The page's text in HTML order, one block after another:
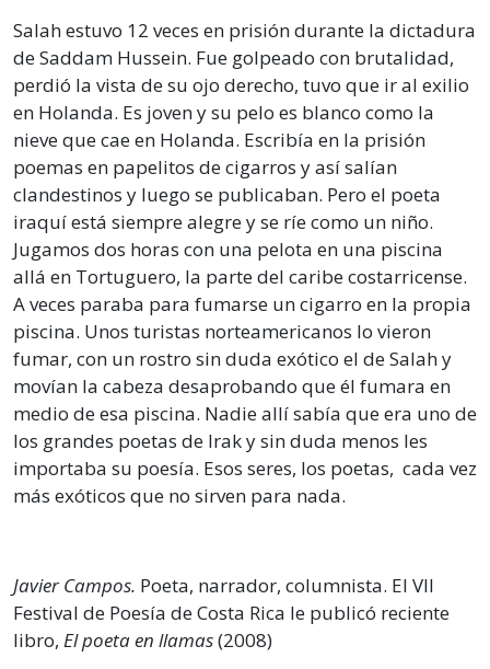
Salah estuvo 12 veces en prisión durante la dictadura
de Saddam Hussein. Fue golpeado con brutalidad,
perdió la vista de su ojo derecho, tuvo que ir al exilio
en Holanda. Es joven y su pelo es blanco como la
nieve que cae en Holanda. Escribía en la prisión
poemas en papelitos de cigarros y así salían
clandestinos y luego se publicaban. Pero el poeta
iraquí está siempre alegre y se ríe como un niño.
Jugamos dos horas con una pelota en una piscina
allá en Tortuguero, la parte del caribe costarricense.
A veces paraba para fumarse un cigarro en la propia
piscina. Unos turistas norteamericanos lo vieron
fumar, con un rostro sin duda exótico el de Salah y
movían la cabeza desaprobando que él fumara en
medio de esa piscina. Nadie allí sabía que era uno de
los grandes poetas de Irak y sin duda menos les
importaba su poesía. Esos seres, los poetas, cada vez
más exóticos que no sirven para nada.
Javier Campos. Poeta, narrador, columnista. El VII
Festival de Poesía de Costa Rica le publicó reciente
libro, El poeta en llamas(2008)